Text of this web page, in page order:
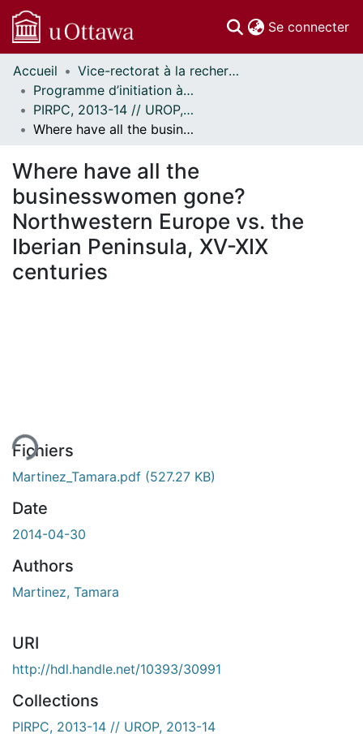
Se connecter
Communautés
et collections
Parcourir
Statistiques
À propos
Accueil
Vice-rectorat à la recherche // Office of the V-P, Research
Programme d’initiation à la recherche au premier cycle (PIRPC) // Undergraduate Research Opportunity Program (UROP)
PIRPC, 2013-14 // UROP, 2013-14
Where have all the businesswomen gone? Northwestern Europe vs. the Iberian Peninsula, XV-XIX centuries
Where have all the
businesswomen gone?
Northwestern Europe vs. the
Iberian Peninsula, XV-XIX
centuries
Fichiers
Martinez_Tamara.pdf (527.27 KB)
Date
2014-04-30
Authors
Martinez, Tamara
URI
http://hdl.handle.net/10393/30991
Collections
PIRPC, 2013-14 // UROP, 2013-14